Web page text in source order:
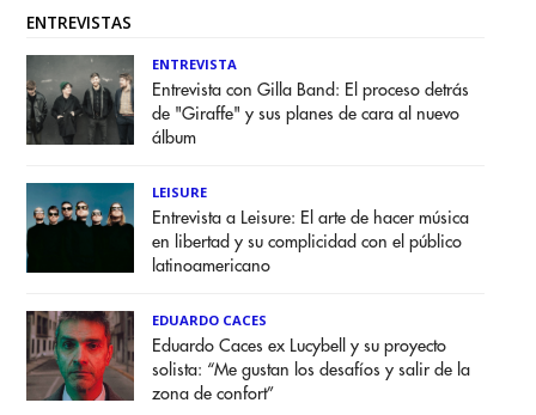
ENTREVISTAS
ENTREVISTA
Entrevista con Gilla Band: El proceso detrás
de "Giraffe" y sus planes de cara al nuevo
álbum
LEISURE
Entrevista a Leisure: El arte de hacer música
en libertad y su complicidad con el público
latinoamericano
EDUARDO CACES
Eduardo Caces ex Lucybell y su proyecto
solista: “Me gustan los desafíos y salir de la
zona de confort”